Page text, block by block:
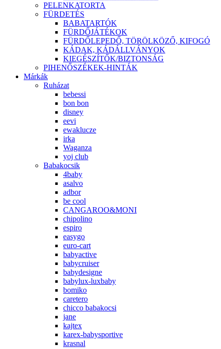
PELENKATORTA
FÜRDETÉS
BABATARTÓK
FÜRDŐJÁTÉKOK
FÜRDŐLEPEDŐ, TÖRÖLKÖZŐ, KIFOGÓ
KÁDAK, KÁDÁLLVÁNYOK
KIEGÉSZÍTŐK/BIZTONSÁG
PIHENŐSZÉKEK-HINTÁK
Márkák
Ruházat
bebessi
bon bon
disney
eevi
ewaklucze
irka
Waganza
yoj club
Babakocsik
4baby
asalvo
adbor
be cool
CANGAROO&MONI
chipolino
espiro
easygo
euro-cart
babyactive
babycruiser
babydesigne
babylux-luxbaby
bomiko
caretero
chicco babakocsi
jane
kajtex
karex-babysportive
krasnal